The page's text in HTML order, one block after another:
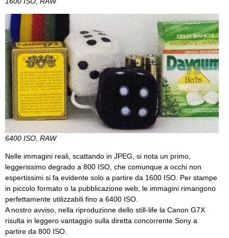
6400 ISO, RAW
Nelle immagini reali, scattando in JPEG, si nota un primo,
leggerissimo degrado a 800 ISO, che comunque a occhi non
espertissimi si fa evidente solo a partire da 1600 ISO. Per stampe
in piccolo formato o la pubblicazione web, le immagini rimangono
perfettamente utilizzabili fino a 6400 ISO.
A nostro avviso, nella riproduzione dello still-life la Canon G7X
risulta in leggero vantaggio sulla diretta concorrente Sony a
partire da 800 ISO.